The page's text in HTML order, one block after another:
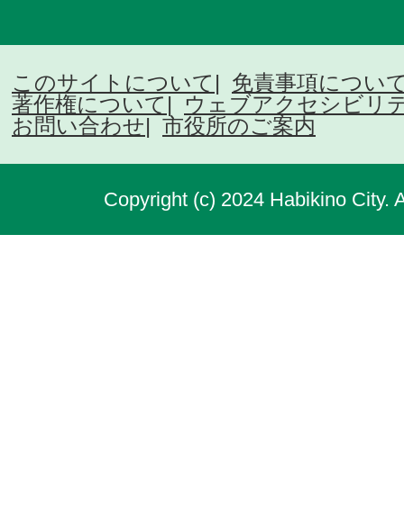
このサイトについて
免責事項につい
著作権について
ウェブアクセシビリ
お問い合わせ
市役所のご案内
Copyright (c) 2024 Habikino City.